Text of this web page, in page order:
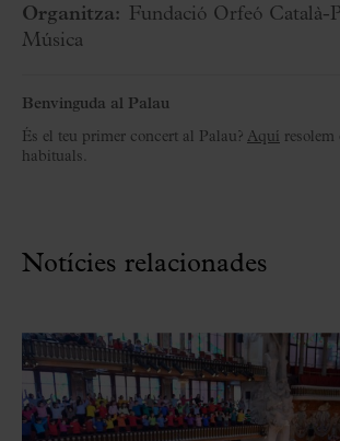
Organitza: Fundació Orfeó Català-
Música
Benvinguda al Palau
És el teu primer concert al Palau? Aquí resolem
habituals.
Notícies relacionades